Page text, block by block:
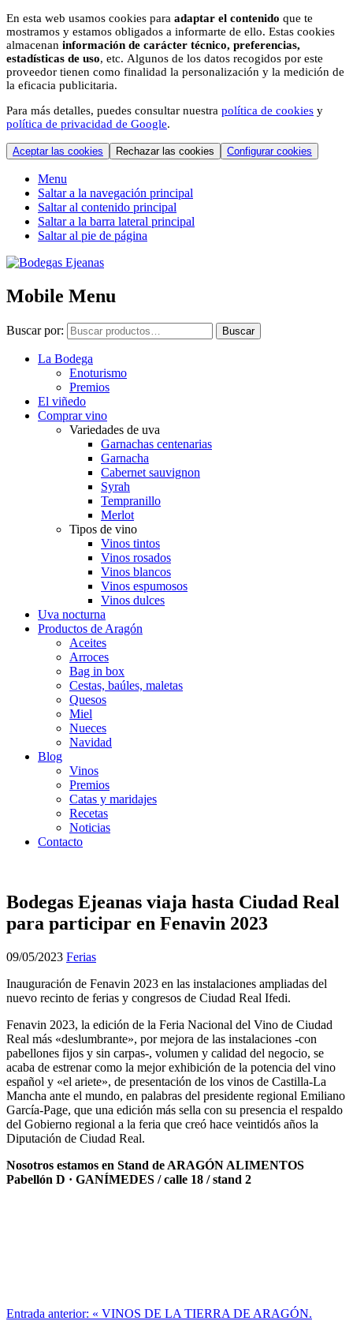
En esta web usamos cookies para adaptar el contenido que te
mostramos y estamos obligados a informarte de ello. Estas cookies
almacenan información de carácter técnico, preferencias,
estadísticas de uso, etc. Algunos de los datos recogidos por este
proveedor tienen como finalidad la personalización y la medición de
la eficacia publicitaria.
Para más detalles, puedes consultar nuestra política de cookies y
política de privacidad de Google.
Aceptar las cookies Rechazar las cookies Configurar cookies
Menu
Saltar a la navegación principal
Saltar al contenido principal
Saltar a la barra lateral principal
Saltar al pie de página
Mobile Menu
Buscar por: Buscar
La Bodega
Enoturismo
Premios
El viñedo
Comprar vino
Variedades de uva
Garnachas centenarias
Garnacha
Cabernet sauvignon
Syrah
Tempranillo
Merlot
Tipos de vino
Vinos tintos
Vinos rosados
Vinos blancos
Vinos espumosos
Vinos dulces
Uva nocturna
Productos de Aragón
Aceites
Arroces
Bag in box
Cestas, baúles, maletas
Quesos
Miel
Nueces
Navidad
Blog
Vinos
Premios
Catas y maridajes
Recetas
Noticias
Contacto
Bodegas Ejeanas viaja hasta Ciudad Real
para participar en Fenavin 2023
09/05/2023 Ferias
Inauguración de Fenavin 2023 en las instalaciones ampliadas del
nuevo recinto de ferias y congresos de Ciudad Real Ifedi.
Fenavin 2023, la edición de la Feria Nacional del Vino de Ciudad
Real más «deslumbrante», por mejora de las instalaciones -con
pabellones fijos y sin carpas-, volumen y calidad del negocio, se
acaba de estrenar como la mejor exhibición de la potencia del vino
español y «el ariete», de presentación de los vinos de Castilla-La
Mancha ante el mundo, en palabras del presidente regional Emiliano
García-Page, que una edición más sella con su presencia el respaldo
del Gobierno regional a la feria que creó hace veintidós años la
Diputación de Ciudad Real.
Nosotros estamos en Stand de ARAGÓN ALIMENTOS
Pabellón D · GANÍMEDES / calle 18 / stand 2
Entrada anterior: « VINOS DE LA TIERRA DE ARAGÓN.